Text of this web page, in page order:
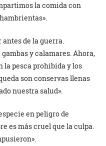
la comida con
de la guerra.
y calamares. Ahora,
la pesca prohibida y los
son conservas llenas
nuestra salud».
en peligro de
es más cruel que la culpa.